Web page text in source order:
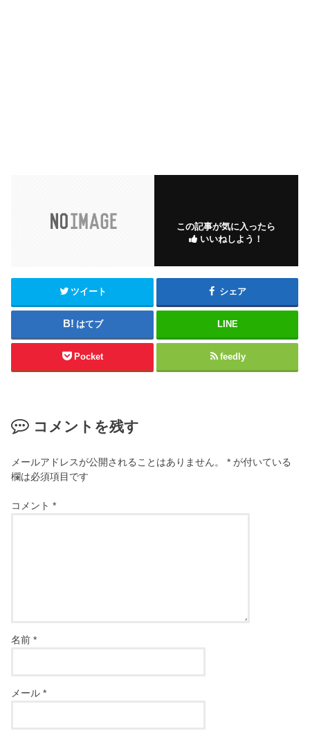
この記事が気に入ったら
いいねしよう！
ツイート シェア
はてブ LINE
Pocket feedly
コメントを残す
メールアドレスが公開されることはありません。 * が付いている
欄は必須項目です
コメント*
名前*
メール*